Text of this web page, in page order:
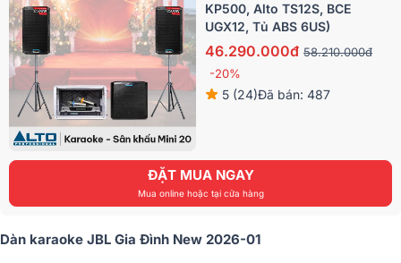
KP500, Alto TS12S, BCE
UGX12, Tủ ABS 6US)
46.290.000đ 58.210.000đ
-20%
5 (24)Đã bán: 487
ĐẶT MUA NGAY
Mua online hoặc tại cửa hàng
Dàn karaoke JBL Gia Đình New 2026-01